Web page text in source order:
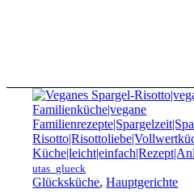
utas_glueck
Glücksküche,Hauptgerichte